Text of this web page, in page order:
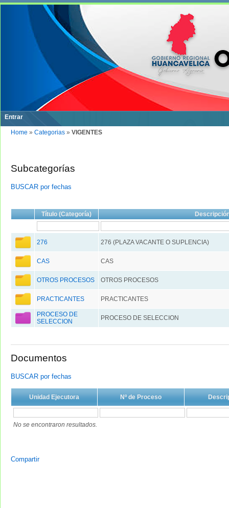
Entrar
Home » Categorias » VIGENTES
Subcategorías
BUSCAR por fechas
Título (Categoría)
276 276 (PLAZA VACANTE O SUPLENCIA)
CAS CAS
OTROS PROCESOS OTROS PROCESOS
PRACTICANTES PRACTICANTES
PROCESO DE
SELECCION
PROCESO DE SELECCION
Documentos
BUSCAR por fechas
Unidad Ejecutora Nº de Proceso
No se encontraron resultados.
Compartir